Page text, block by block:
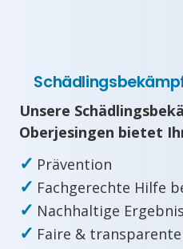
Unsere
Oberjesingen bietet
✓ Prävention
✓ Fachgerechte Hilfe
✓ Nachhaltige
✓ Faire &